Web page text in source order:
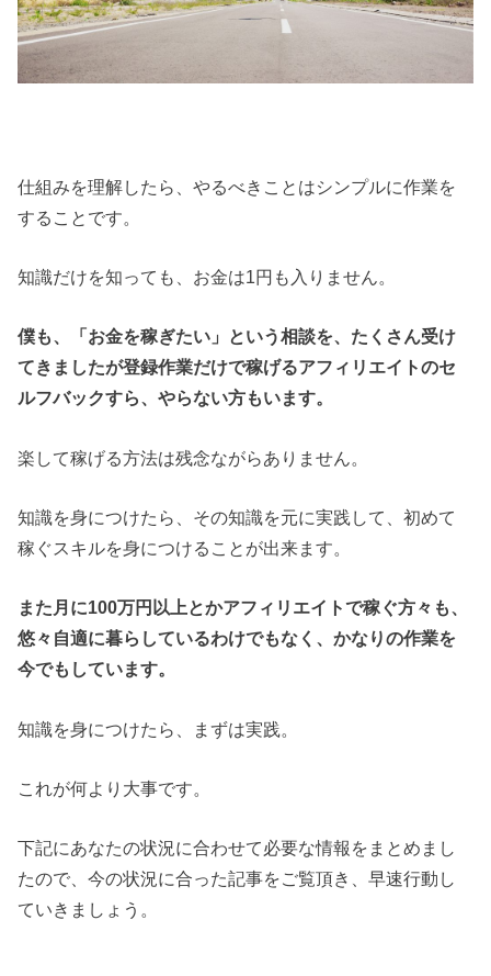
仕組みを理解したら、やるべきことはシンプルに作業を
することです。
知識だけを知っても、お金は1円も入りません。
僕も、「お金を稼ぎたい」という相談を、たくさん受け
てきましたが登録作業だけで稼げるアフィリエイトのセ
ルフバックすら、やらない方もいます。
楽して稼げる方法は残念ながらありません。
知識を身につけたら、その知識を元に実践して、初めて
稼ぐスキルを身につけることが出来ます。
また月に100万円以上とかアフィリエイトで稼ぐ方々も、
悠々自適に暮らしているわけでもなく、かなりの作業を
今でもしています。
知識を身につけたら、まずは実践。
これが何より大事です。
下記にあなたの状況に合わせて必要な情報をまとめまし
たので、今の状況に合った記事をご覧頂き、早速行動し
ていきましょう。